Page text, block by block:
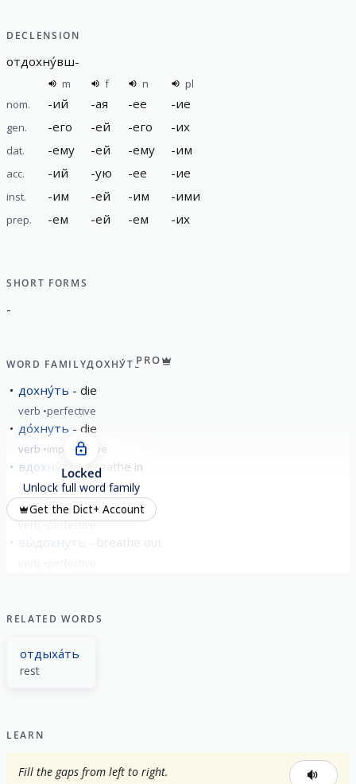
DECLENSION
отдохну́вш-
m f n
pl
nom.
-ий -ая -ее -ие
gen. -его -ей -его -их
dat. -ему -ей -ему -им
acc. -ий -ую -ее -ие
inst. -им -ей -им -ими
prep. -ем -ей -ем -их
SHORT FORMS
-
WORD FAMILYДОХНУ́ТЬPRO
дохну́ть die
verb perfective
до́хнуть die
verb imperfective
вдохну́ть breathe in
verb perfective
вздохну́ть to sigh
verb perfective
вы́дохнуть
Locked
Unlock full word family
Get the Dict+ Account
RELATED WORDS
отдыха́ть
rest
LEARN
Fill the gaps from left to right.